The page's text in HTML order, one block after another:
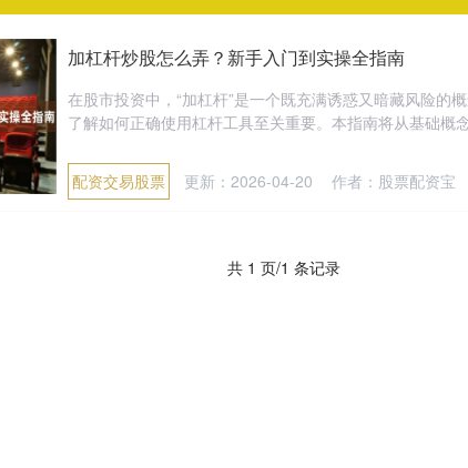
加杠杆炒股怎么弄？新手入门到实操全指南
在股市投资中，“加杠杆”是一个既充满诱惑又暗藏风险的
了解如何正确使用杠杆工具至关重要。本指南将从基础概
配资交易股票 更新：2026-04-20 作者：股票配资宝
共 1 页/1 条记录